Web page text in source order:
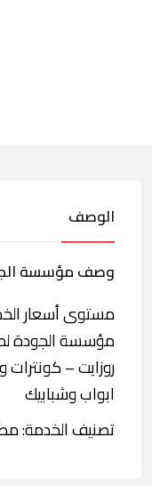
الوصف
وصف مؤسسة
مستوى أسعار
مؤسسة الجودة
روزايت –
ابواب وشبابيك
تصنيف الخدمة: